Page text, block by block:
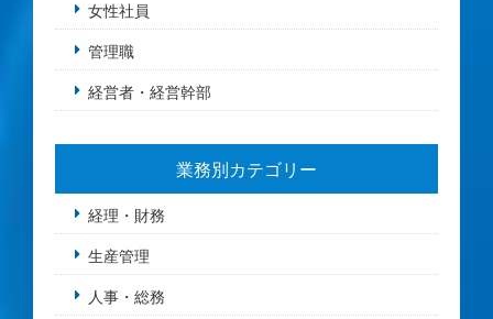
女性社員
管理職
経営者・経営幹部
業務別カテゴリー
経理・財務
生産管理
人事・総務